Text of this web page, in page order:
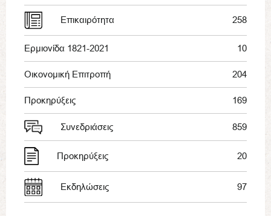
Επικαιρότητα 258
Ερμιονίδα 1821-2021 10
Οικονομική Επιτροπή 204
Προκηρύξεις 169
Συνεδριάσεις 859
Προκηρύξεις 20
Εκδηλώσεις 97